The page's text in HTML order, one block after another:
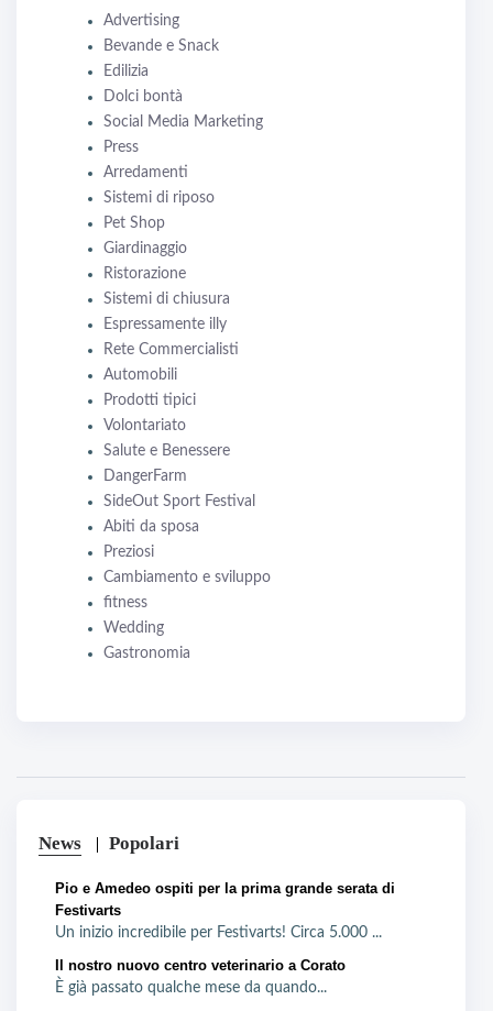
Advertising
Bevande e Snack
Edilizia
Dolci bontà
Social Media Marketing
Press
Arredamenti
Sistemi di riposo
Pet Shop
Giardinaggio
Ristorazione
Sistemi di chiusura
Espressamente illy
Rete Commercialisti
Automobili
Prodotti tipici
Volontariato
Salute e Benessere
DangerFarm
SideOut Sport Festival
Abiti da sposa
Preziosi
Cambiamento e sviluppo
fitness
Wedding
Gastronomia
News Popolari
Pio e Amedeo ospiti per la prima grande serata di
Festivarts
Un inizio incredibile per Festivarts! Circa 5.000 ...
Il nostro nuovo centro veterinario a Corato
È già passato qualche mese da quando...